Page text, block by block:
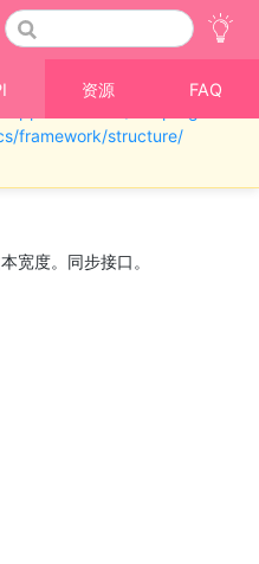
资源 FAQ
framework/structure/
宽度。同步接口。